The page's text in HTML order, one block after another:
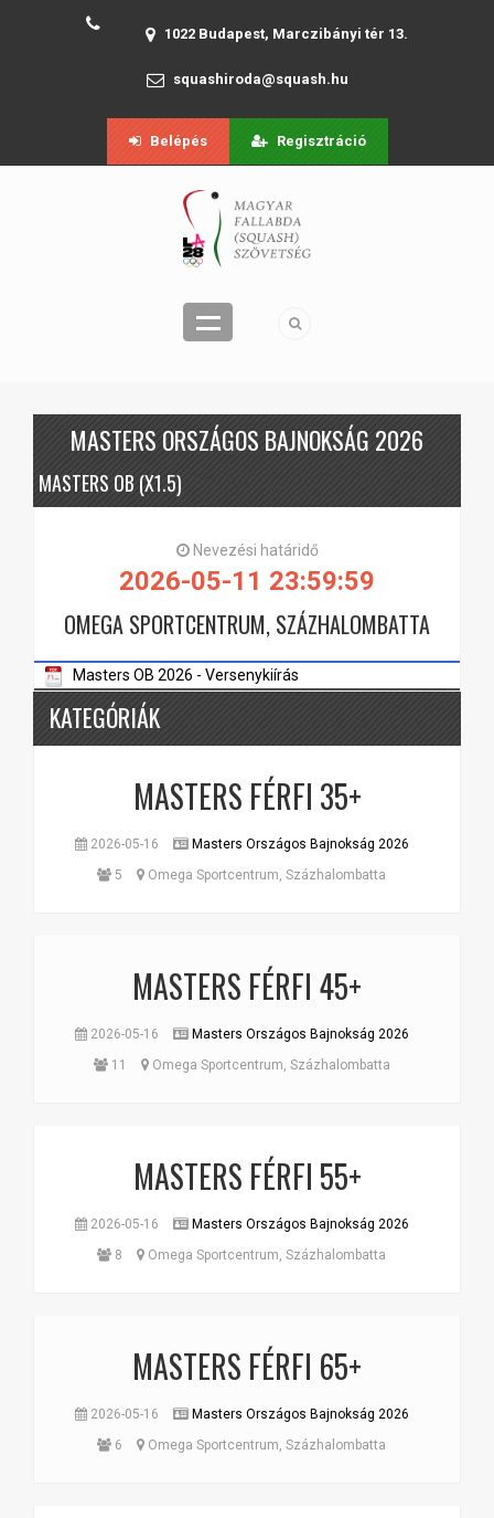
1022 Budapest, Marczibányi tér 13.
squashiroda@squash.hu
Belépés Regisztráció
MASTERS ORSZÁGOS BAJNOKSÁG 2026
MASTERS OB (X1.5)
Nevezési határidő
2026-05-11 23:59:59
OMEGA SPORTCENTRUM, SZÁZHALOMBATTA
Masters OB 2026 - Versenykiírás
KATEGÓRIÁK
MASTERS FÉRFI 35+
2026-05-16
Masters Országos Bajnokság 2026
5
Omega Sportcentrum, Százhalombatta
MASTERS FÉRFI 45+
2026-05-16
Masters Országos Bajnokság 2026
11
Omega Sportcentrum, Százhalombatta
MASTERS FÉRFI 55+
2026-05-16
Masters Országos Bajnokság 2026
8
Omega Sportcentrum, Százhalombatta
MASTERS FÉRFI 65+
2026-05-16
Masters Országos Bajnokság 2026
6
Omega Sportcentrum, Százhalombatta